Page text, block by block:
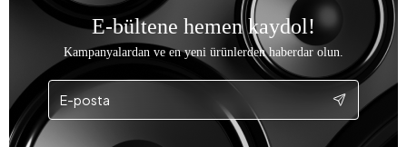
E-bültene hemen kaydol!
Kampanyalardan ve en yeni ürünlerden haberdar olun.